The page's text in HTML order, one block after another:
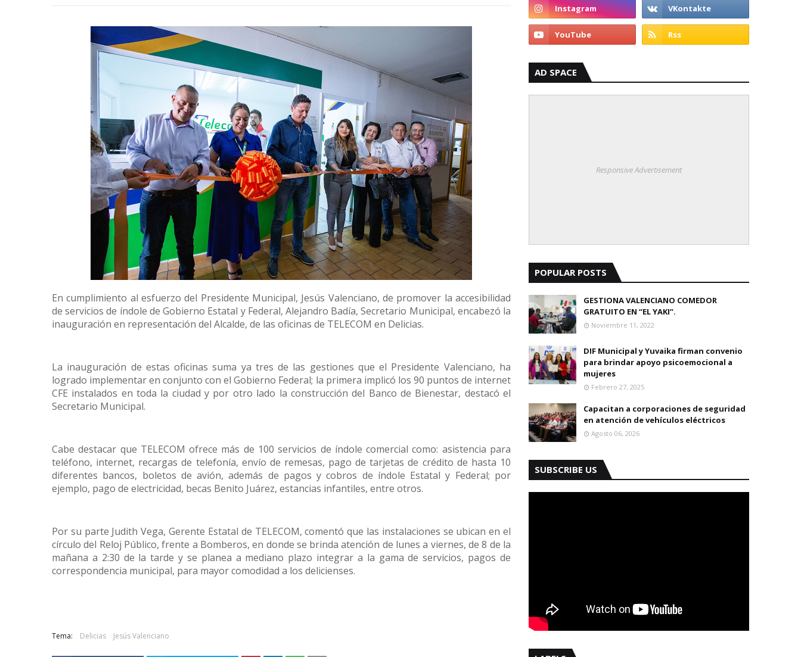
En cumplimiento al esfuerzo del Presidente Municipal, Jesús Valenciano, de promover la accesibilidad
de servicios de índole de Gobierno Estatal y Federal, Alejandro Badía, Secretario Municipal, encabezó la
inauguración en representación del Alcalde, de las oficinas de TELECOM en Delicias.
La inauguración de estas oficinas suma ya tres de las gestiones que el Presidente Valenciano, ha
logrado implementar en conjunto con el Gobierno Federal; la primera implicó los 90 puntos de internet
CFE instalados en toda la ciudad y por otro lado la construcción del Banco de Bienestar, destacó el
Secretario Municipal.
Cabe destacar que TELECOM ofrece más de 100 servicios de índole comercial como: asistencia para
teléfono, internet, recargas de telefonía, envío de remesas, pago de tarjetas de crédito de hasta 10
diferentes bancos, boletos de avión, además de pagos y cobros de índole Estatal y Federal; por
ejemplo, pago de electricidad, becas Benito Juárez, estancias infantiles, entre otros.
Por su parte Judith Vega, Gerente Estatal de TELECOM, comentó que las instalaciones se ubican en el
círculo del Reloj Público, frente a Bomberos, en donde se brinda atención de lunes a viernes, de 8 de la
mañana a 2:30 de la tarde y se planea a mediano plazo integrar a la gama de servicios, pagos de
correspondencia municipal, para mayor comodidad a los delicienses.
Tema: Delicias Jesús Valenciano
AD SPACE
Responsive Advertisement
POPULAR POSTS
GESTIONA VALENCIANO COMEDOR
GRATUITO EN “EL YAKI”.
Noviembre 11, 2022
DIF Municipal y Yuvaika firman convenio
para brindar apoyo psicoemocional a
mujeres
Febrero 27, 2025
Capacitan a corporaciones de seguridad
en atención de vehículos eléctricos
Agosto 06, 2026
SUBSCRIBE US